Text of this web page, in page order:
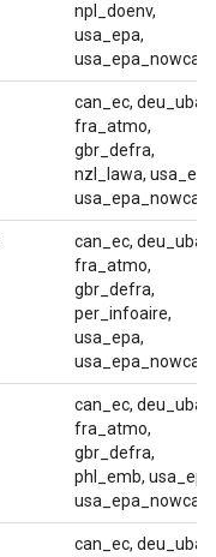
npl_doenv,
usa_epa,
usa_epa_nowcast
can_ec, deu_uba,
fra_atmo,
gbr_defra,
nzl_lawa,
usa_epa_nowcast
can_ec, deu_uba,
fra_atmo,
gbr_defra,
per_infoaire,
usa_epa,
usa_epa_nowcast
can_ec, deu_uba,
fra_atmo,
gbr_defra,
phl_emb,
usa_epa_nowcast
can_ec, deu_uba,